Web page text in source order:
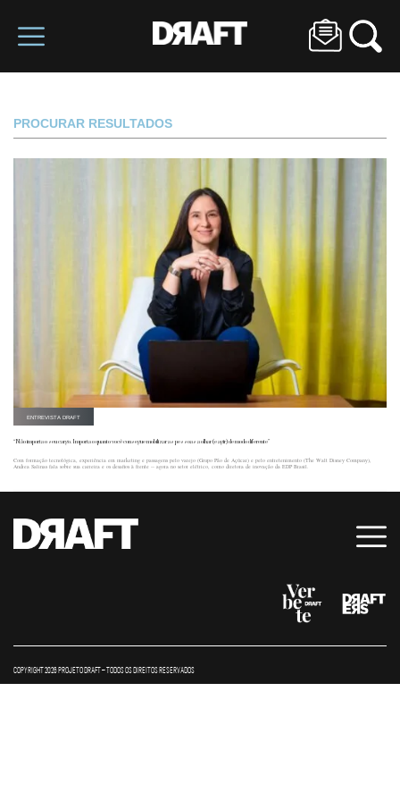
PROCURAR RESULTADOS
ENTREVISTA DRAFT
“Não importa o seu cargo. Importa o quanto você consegue mobilizar as pessoas a olhar (e agir) de modo diferente”
Com formação tecnológica, experiência em marketing e passagens pelo varejo (Grupo Pão de Açúcar) e pelo entretenimento (The Walt Disney Company),
Andrea Salinas fala sobre sua carreira e os desafios à frente -- agora no setor elétrico, como diretora de inovação da EDP Brasil.
COPYRIGHT 2026 PROJETO DRAFT – TODOS OS DIREITOS RESERVADOS